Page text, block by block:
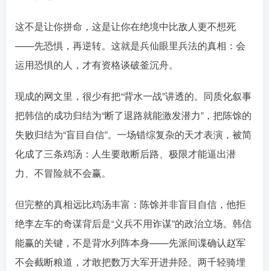
这不是让你拼命，这是让你在绝境中比敌人更不想死
——先恐惧，再逆转。这就是兵仙眼里兵法的真相：会
运用恐惧的人，才有资格谈破釜沉舟。󠄹󠅀󠄪󠄢󠄡󠄦󠄞󠄧󠄣󠄞󠄢󠄡󠄦󠄞󠄩󠄤󠅬󠅅󠅃󠄵󠅂󠄪󠅗󠅥󠅕󠅣󠅤󠅬󠅄󠄹󠄽󠄵󠄪󠄢󠄠󠄢󠄦󠄝󠄠󠄨󠄝󠄠󠄦󠄐󠄡󠄧󠄪󠄠󠄠󠄪󠄣󠄡󠅬󠅨󠅙󠅑󠅟󠅗󠅒󠄞󠅓󠅟󠅝󠄐󠇕󠆠󠅿󠇖󠆄󠆩󠇕󠅿󠆈󠇗󠆭󠆁󠄐󠇗󠅹󠅸󠇖󠆍󠅳󠇖󠅹󠅰󠇖󠆌󠅹
现成的网文里，很少有把“背水一战”讲透的。同质化叙事
把韩信的成功归结为“断了退路就能激发潜力”，把陈馀的
失败归结为“盲目自信”。一场错综复杂的天才表演，被简
化成了三条鸡汤：人生要敢断后路、极限才能逼出潜
力、不冒险就不会赢。󠄹󠅀󠄪󠄢󠄡󠄦󠄞󠄧󠄣󠄞󠄢󠄡󠄦󠄞󠄩󠄤󠅬󠅅󠅃󠄵󠅂󠄪󠅗󠅥󠅕󠅣󠅤󠅬󠅄󠄹󠄽󠄵󠄪󠄢󠄠󠄢󠄦󠄝󠄠󠄨󠄝󠄠󠄦󠄐󠄡󠄧󠄪󠄠󠄠󠄪󠄣󠄡󠅬󠅨󠅙󠅑󠅟󠅗󠅒󠄞󠅓󠅟󠅝󠄐󠇕󠆠󠅿󠇖󠆄󠆩󠇕󠅿󠆈󠇗󠆭󠆁󠄐󠇗󠅹󠅸󠇖󠆍󠅳󠇖󠅹󠅰󠇖󠆌󠅹
但完整的真相远比鸡汤丰富：陈馀并非盲目自信，他拒
绝李左车的奇谋背后是“义兵不用诈谋”的政治立场。韩信
能赢的关键，不是背水列阵本身——先派间谍确认赵军
不会截断粮道，才敢把数万大军开进井陉。两千轻骑埋